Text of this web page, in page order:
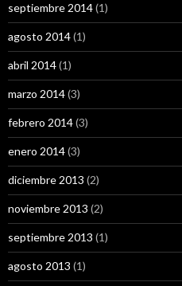
septiembre 2014(1)
agosto 2014(1)
abril 2014(1)
marzo 2014(3)
febrero 2014(3)
enero 2014(3)
diciembre 2013 (2)
noviembre 2013 (2)
septiembre 2013 (1)
agosto 2013 (1)